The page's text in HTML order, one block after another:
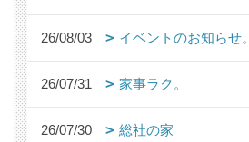
26/08/03 イベントのお知らせ。
26/07/31 家事ラク。
26/07/30 総社の家